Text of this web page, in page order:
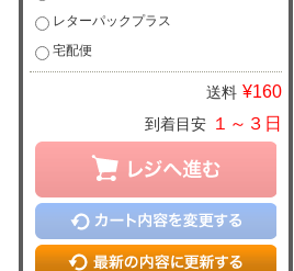
レターパックプラス
宅配便
送料 ¥160
到着目安 １～３日